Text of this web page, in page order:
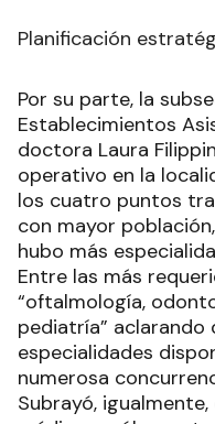
Planificación
Por su parte, la
Establecimientos
doctora Laura
operativo en la
los cuatro puntos
con mayor
hubo más
Entre las más
“oftalmología,
pediatría” aclarando
especialidades
numerosa
Subrayó,